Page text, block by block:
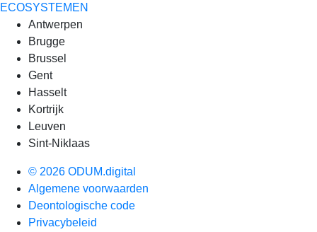
ECOSYSTEMEN
Antwerpen
Brugge
Brussel
Gent
Hasselt
Kortrijk
Leuven
Sint-Niklaas
© 2026 ODUM.digital
Algemene voorwaarden
Deontologische code
Privacybeleid